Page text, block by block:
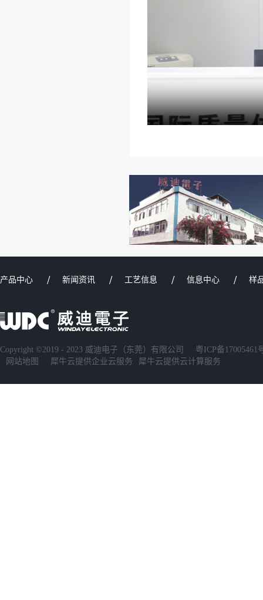
产品中心 新闻资讯 工艺信息 信息中心 样
Copyright ©2019 - 2023 威迪电子（东莞）有限公司
粤ICP备17005461
网站地图
犀牛云提供企业云服务 犀牛云提供云计算服务